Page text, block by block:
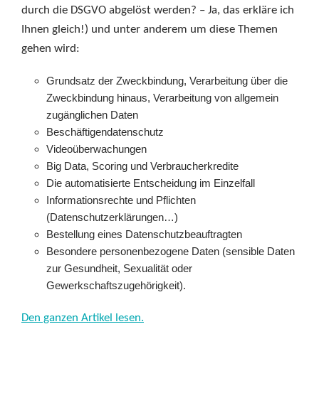
durch die DSGVO abgelöst werden? – Ja, das erkläre ich
Ihnen gleich!) und unter anderem um diese Themen
gehen wird:
Grundsatz der Zweckbindung, Verarbeitung über die
Zweckbindung hinaus, Verarbeitung von allgemein
zugänglichen Daten
Beschäftigendatenschutz
Videoüberwachungen
Big Data, Scoring und Verbraucherkredite
Die automatisierte Entscheidung im Einzelfall
Informationsrechte und Pflichten
(Datenschutzerklärungen…)
Bestellung eines Datenschutzbeauftragten
Besondere personenbezogene Daten (sensible Daten
zur Gesundheit, Sexualität oder
Gewerkschaftszugehörigkeit).
Den ganzen Artikel lesen.